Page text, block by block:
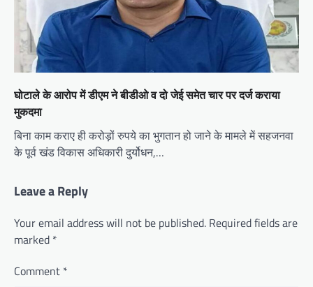
घोटाले के आरोप में डीएम ने बीडीओ व दो जेई समेत चार पर दर्ज कराया
मुकदमा
बिना काम कराए ही करोड़ों रुपये का भुगतान हो जाने के मामले में सहजनवा
के पूर्व खंड विकास अधिकारी दुर्योधन,…
Leave a Reply
Your email address will not be published. Required fields are
marked *
Comment *